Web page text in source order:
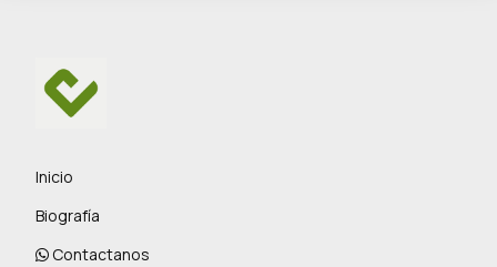
Inicio
Biografía
Contactanos